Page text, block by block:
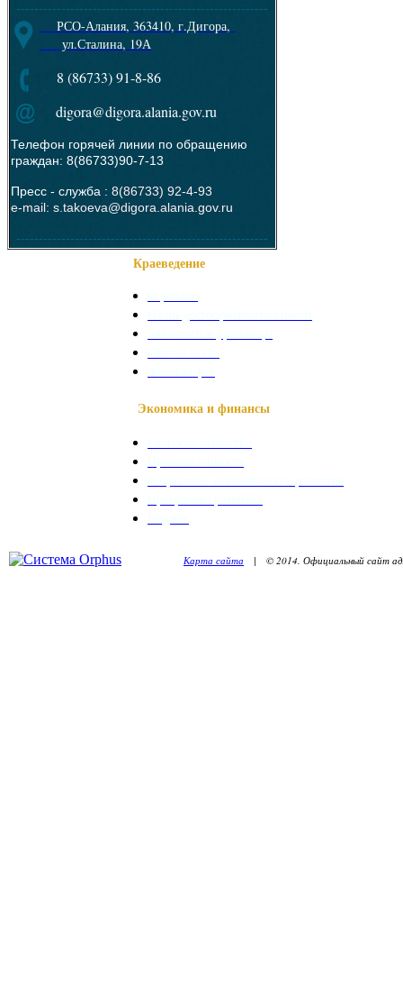
--------------------------------------------------------
РСО-Алания, 363410, г.Дигора,
ул.Сталина, 19А
8 (86733) 91-8-86
digora@digora.alania.gov.ru
Телефон горячей линии по обращению
граждан: 8(86733)90-7-13
Пресс - служба : 8(86733) 92-4-93
e-mail: s.takoeva@digora.alania.gov.ru
--------------------------------------------------------
Краеведение
Экономика и финансы
Карта сайта | © 2014. Официальный сайт